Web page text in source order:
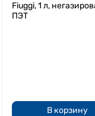
Fiuggi, 1 л,
ПЭТ
В корзину